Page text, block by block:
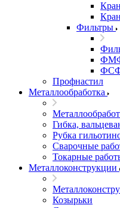
Фильтры
Профнастил
Металлообработка
Гибка,
Рубка
Сварочные
Токарные
Металлоконструкции
Козырьки